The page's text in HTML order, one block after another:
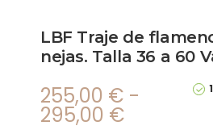
LBF Traje de
nejas. Talla 36 a 60
255,00 € -
295,00 €